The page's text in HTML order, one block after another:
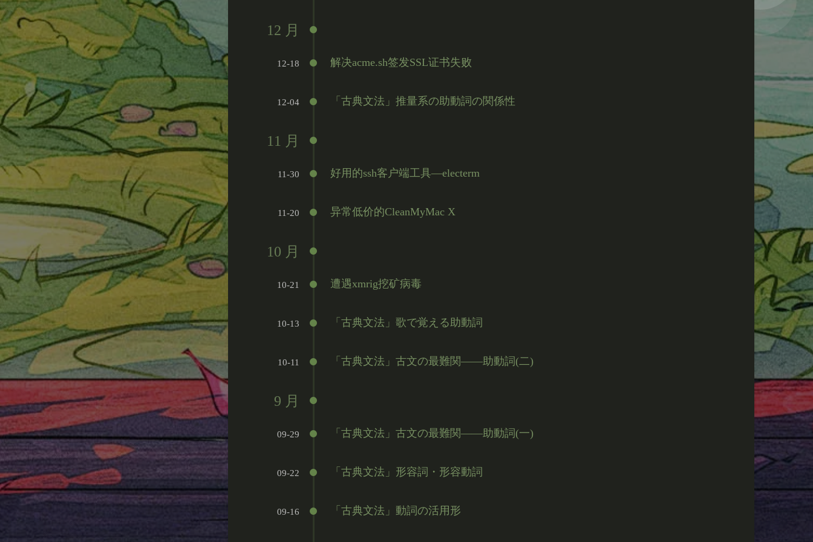
12 月
12-18 解决acme.sh签发SSL证书失败
12-04 「古典文法」推量系の助動詞の関係性
11 月
11-30 好用的ssh客户端工具—electerm
11-20 异常低价的CleanMyMac X
10 月
10-21 遭遇xmrig挖矿病毒
10-13 「古典文法」歌で覚える助動詞
10-11 「古典文法」古文の最難関——助動詞(二)
9 月
09-29 「古典文法」古文の最難関——助動詞(一)
09-22 「古典文法」形容詞・形容動詞
09-16 「古典文法」動詞の活用形